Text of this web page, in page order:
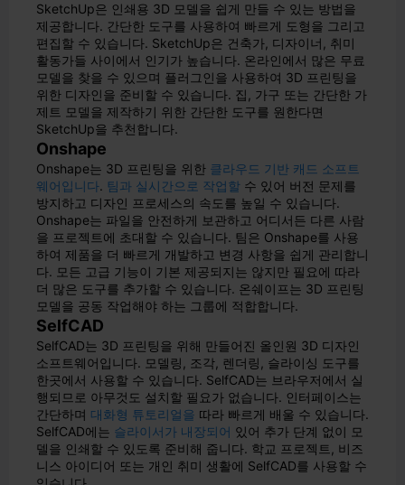
SketchUp은 인쇄용 3D 모델을 쉽게 만들 수 있는 방법을
제공합니다. 간단한 도구를 사용하여 빠르게 도형을 그리고
편집할 수 있습니다. SketchUp은 건축가, 디자이너, 취미
활동가들 사이에서 인기가 높습니다. 온라인에서 많은 무료
모델을 찾을 수 있으며 플러그인을 사용하여 3D 프린팅을
위한 디자인을 준비할 수 있습니다. 집, 가구 또는 간단한 가
제트 모델을 제작하기 위한 간단한 도구를 원한다면
SketchUp을 추천합니다.
Onshape
Onshape는 3D 프린팅을 위한 클라우드 기반 캐드 소프트
웨어입니다. 팀과 실시간으로 작업할 수 있어 버전 문제를
방지하고 디자인 프로세스의 속도를 높일 수 있습니다.
Onshape는 파일을 안전하게 보관하고 어디서든 다른 사람
을 프로젝트에 초대할 수 있습니다. 팀은 Onshape를 사용
하여 제품을 더 빠르게 개발하고 변경 사항을 쉽게 관리합니
다. 모든 고급 기능이 기본 제공되지는 않지만 필요에 따라
더 많은 도구를 추가할 수 있습니다. 온쉐이프는 3D 프린팅
모델을 공동 작업해야 하는 그룹에 적합합니다.
SelfCAD
SelfCAD는 3D 프린팅을 위해 만들어진 올인원 3D 디자인
소프트웨어입니다. 모델링, 조각, 렌더링, 슬라이싱 도구를
한곳에서 사용할 수 있습니다. SelfCAD는 브라우저에서 실
행되므로 아무것도 설치할 필요가 없습니다. 인터페이스는
간단하며 대화형 튜토리얼을 따라 빠르게 배울 수 있습니다.
SelfCAD에는 슬라이서가 내장되어 있어 추가 단계 없이 모
델을 인쇄할 수 있도록 준비해 줍니다. 학교 프로젝트, 비즈
니스 아이디어 또는 개인 취미 생활에 SelfCAD를 사용할 수